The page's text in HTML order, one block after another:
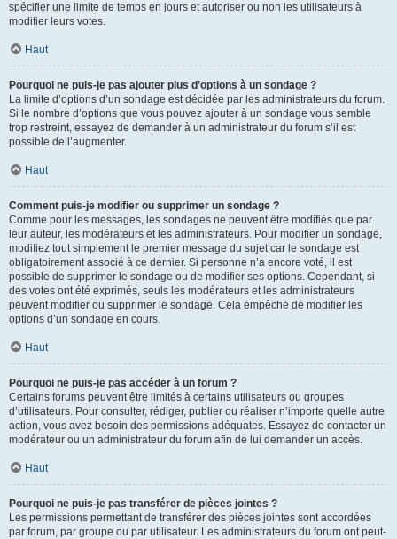
spécifier une limite de temps en jours et autoriser ou non les utilisateurs à
modifier leurs votes.
Haut
Pourquoi ne puis-je pas ajouter plus d’options à un sondage ?
La limite d’options d’un sondage est décidée par les administrateurs du forum.
Si le nombre d’options que vous pouvez ajouter à un sondage vous semble
trop restreint, essayez de demander à un administrateur du forum s’il est
possible de l’augmenter.
Haut
Comment puis-je modifier ou supprimer un sondage ?
Comme pour les messages, les sondages ne peuvent être modifiés que par
leur auteur, les modérateurs et les administrateurs. Pour modifier un sondage,
modifiez tout simplement le premier message du sujet car le sondage est
obligatoirement associé à ce dernier. Si personne n’a encore voté, il est
possible de supprimer le sondage ou de modifier ses options. Cependant, si
des votes ont été exprimés, seuls les modérateurs et les administrateurs
peuvent modifier ou supprimer le sondage. Cela empêche de modifier les
options d’un sondage en cours.
Haut
Pourquoi ne puis-je pas accéder à un forum ?
Certains forums peuvent être limités à certains utilisateurs ou groupes
d’utilisateurs. Pour consulter, rédiger, publier ou réaliser n’importe quelle autre
action, vous avez besoin des permissions adéquates. Essayez de contacter un
modérateur ou un administrateur du forum afin de lui demander un accès.
Haut
Pourquoi ne puis-je pas transférer de pièces jointes ?
Les permissions permettant de transférer des pièces jointes sont accordées
par forum, par groupe ou par utilisateur. Les administrateurs du forum ont peut-